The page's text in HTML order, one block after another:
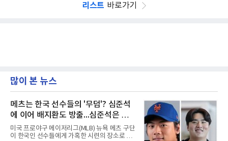
리스트 바로가기
많이 본 뉴스
메츠는 한국 선수들의 '무덤'? 심준석
에 이어 배지환도 방출...심준석은 이
미 귀국, 배지환은 미국 잔류할 듯
미국 프로야구 메이저리그(MLB) 뉴욕 메츠 구단
이 한국인 선수들에게 가혹한 시련의 장소로 전